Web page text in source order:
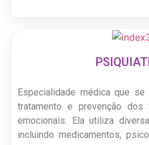
Especialidade médica que
tratamento e prevenção dos
emocionais. Ela utiliza
incluindo medicamentos,